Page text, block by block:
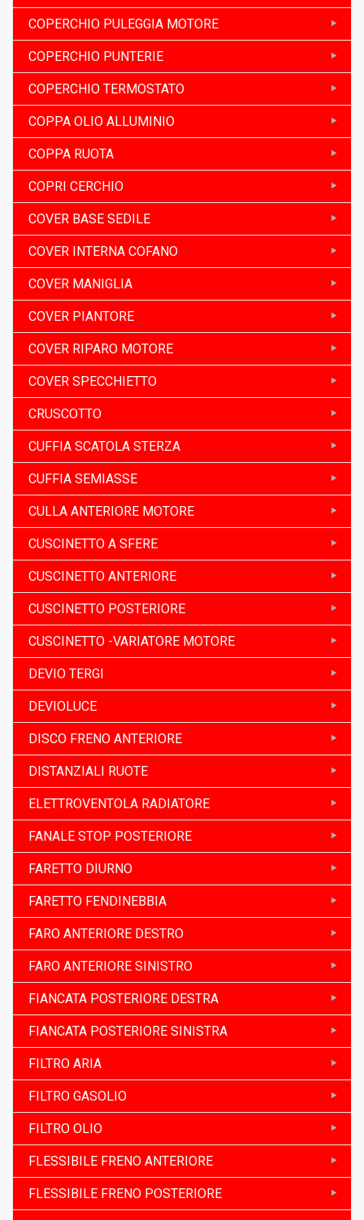
COPERCHIO PULEGGIA MOTORE
COPERCHIO PUNTERIE
COPERCHIO TERMOSTATO
COPPA OLIO ALLUMINIO
COPPA RUOTA
COPRI CERCHIO
COVER BASE SEDILE
COVER INTERNA COFANO
COVER MANIGLIA
COVER PIANTORE
COVER RIPARO MOTORE
COVER SPECCHIETTO
CRUSCOTTO
CUFFIA SCATOLA STERZA
CUFFIA SEMIASSE
CULLA ANTERIORE MOTORE
CUSCINETTO A SFERE
CUSCINETTO ANTERIORE
CUSCINETTO POSTERIORE
CUSCINETTO -VARIATORE MOTORE
DEVIO TERGI
DEVIOLUCE
DISCO FRENO ANTERIORE
DISTANZIALI RUOTE
ELETTROVENTOLA RADIATORE
FANALE STOP POSTERIORE
FARETTO DIURNO
FARETTO FENDINEBBIA
FARO ANTERIORE DESTRO
FARO ANTERIORE SINISTRO
FIANCATA POSTERIORE DESTRA
FIANCATA POSTERIORE SINISTRA
FILTRO ARIA
FILTRO GASOLIO
FILTRO OLIO
FLESSIBILE FRENO ANTERIORE
FLESSIBILE FRENO POSTERIORE